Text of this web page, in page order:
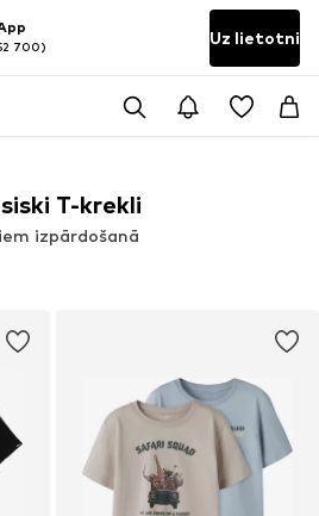
700) Uz lietotni
T-krekli
izpārdošanā